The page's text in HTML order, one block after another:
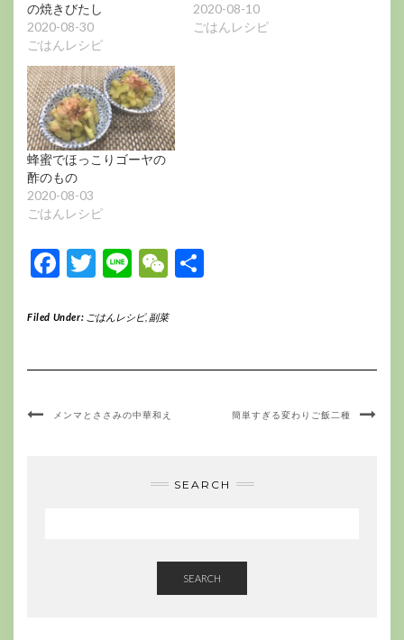
の焼きびたし
2020-08-30
ごはんレシピ
2020-08-10
ごはんレシピ
蜂蜜でほっこりゴーヤの
酢のもの
2020-08-03
ごはんレシピ
Facebook
Twitter
LineWeChat
Filed Under: ごはんレシピ, 副菜
メンマとささみの中華和え 簡単すぎる変わりご飯二種
SEARCH
SEARCH